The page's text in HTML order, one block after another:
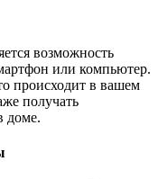
возможность
или компьютер.
происходит в вашем
получать
доме.